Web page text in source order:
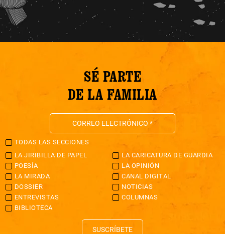
SÉ PARTE
DE LA FAMILIA
TODAS LAS SECCIONES
LA JIRIBILLA DE PAPEL
LA CARICATURA DE GUARDIA
POESÍA
LA OPINIÓN
LA MIRADA
CANAL DIGITAL
DOSSIER
NOTICIAS
ENTREVISTAS
COLUMNAS
BIBLIOTECA
SUSCRÍBETE